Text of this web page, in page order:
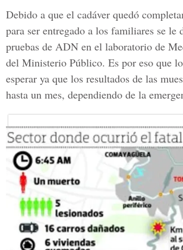
Debido a que el cadáver quedó
para ser entregado a los familiares se le
pruebas de ADN en el laboratorio de
del Ministerio Público. Es por eso que
esperar ya que los resultados de las
hasta un mes, dependiendo de la